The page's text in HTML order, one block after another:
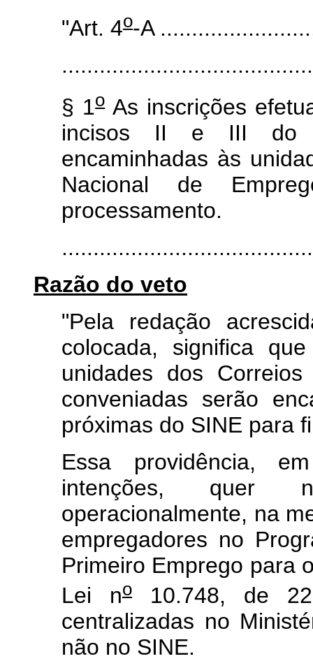
"Art. 4o-A
§ 1oAs inscrições
incisos II e III
encaminhadas às
Nacional de
processamento.
Razão do veto
"Pela redação
colocada, significa
unidades dos
conveniadas serão
próximas do SINE para
Essa providência,
intenções, quer
operacionalmente, na
empregadores no
Primeiro Emprego para
Lei no 10.748, de
centralizadas no
não no SINE.